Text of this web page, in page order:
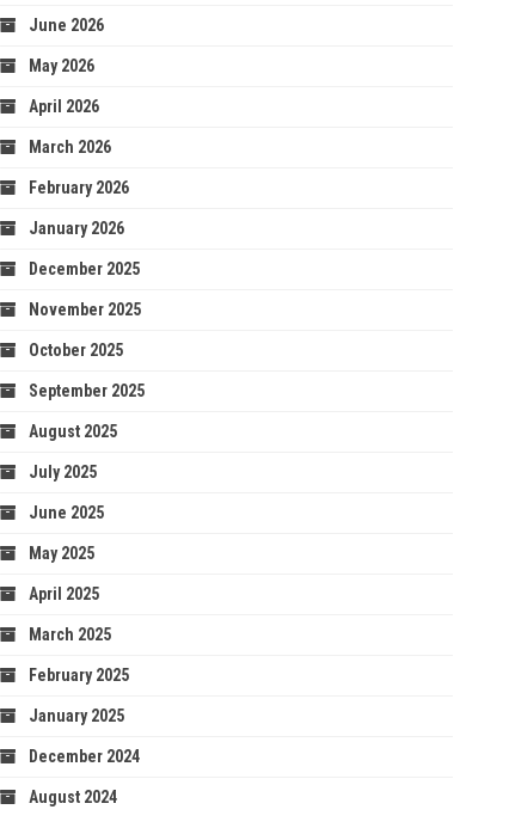
June 2026
May 2026
April 2026
March 2026
February 2026
January 2026
December 2025
November 2025
October 2025
September 2025
August 2025
July 2025
June 2025
May 2025
April 2025
March 2025
February 2025
January 2025
December 2024
August 2024